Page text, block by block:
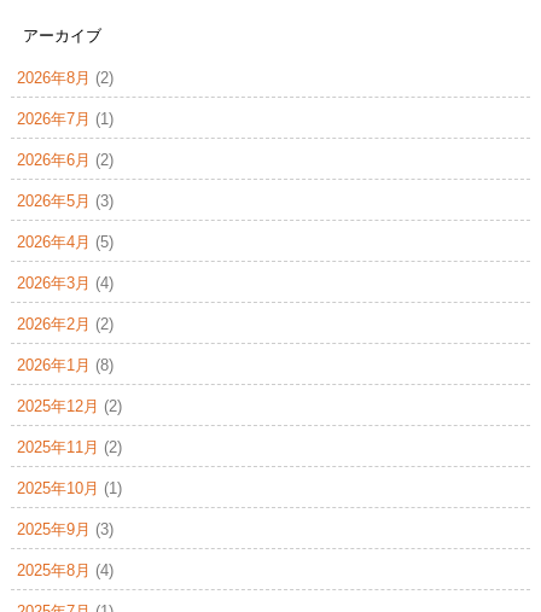
アーカイブ
2026年8月 (2)
2026年7月 (1)
2026年6月 (2)
2026年5月 (3)
2026年4月 (5)
2026年3月 (4)
2026年2月 (2)
2026年1月 (8)
2025年12月 (2)
2025年11月 (2)
2025年10月 (1)
2025年9月 (3)
2025年8月 (4)